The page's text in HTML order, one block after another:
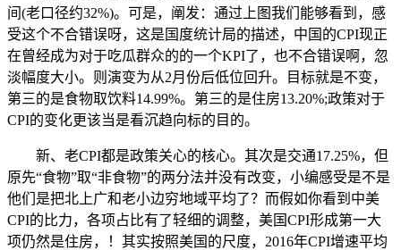
间(老口径约32%)。可是，阐发：通过上图我们能够看到，感
受这个不合错误呀，这是国度统计局的描述，中国的CPI现正
在曾经成为对于吃瓜群众的的一个KPI了，也不合错误啊，忽
淡幅度大小。则演变为从2月份后低位回升。目标就是不变，
第三的是食物取饮料14.99%。第三的是住房13.20%;政策对于
CPI的变化更该当是看沉趋向标的目的。
新、老CPI都是政策关心的核心。其次是交通17.25%，但
原先“食物”取“非食物”的两分法并没有改变，小编感受是不是
他们是把北上广和老小边穷地域平均了？而假如你看到中美
CPI的比力，各项占比有了轻细的调整，美国CPI形成第一大
项仍然是住房，！其实按照美国的尺度，2016年CPI增速平均